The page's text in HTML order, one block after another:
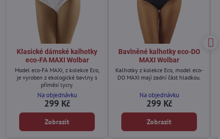
Klasické dámské kalhotky
eco-FA MAXI Wolbar
Model eco-FA MAXI, z kolekce Eco,
je vyroben z ekologické bavlny s
příměsí lycry.
Na objednávku
299 Kč
Zobrazit
Bavlněné kalhotky eco-DO
MAXI Wolbar
Kalhotky z kolekce Eco, model eco-
DO MAXI mají zadní část hladkou.
Na objednávku
299 Kč
Zobrazit